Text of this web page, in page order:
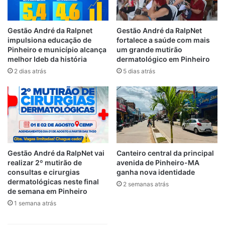
corajosos que visem ajudar o povo.
“O momento é de somar união e forças, e
aproveito a oportunidade para convidar
todas as pessoas que conhecem o Sá
Marques, e os que ainda não conhecem
familiares, correligionários, apoiadores e a
população em geral, para que juntos,
possamos construir ideias positivas que
beneficiem todos os
maranhenses”, destacou o parlamentar.
Relacionado
Lei que
Gestão André da Ralpnet
impulsiona educação de
Pinheiro e município alcança
melhor Ideb da história
2 dias atrás
Gestão André da RalpNet
fortalece a saúde com mais
um grande mutirão
dermatológico em Pinheiro
5 dias atrás
Gestão André da RalpNet vai
realizar 2º mutirão de
consultas e cirurgias
dermatológicas neste final
de semana em Pinheiro
1 semana atrás
Canteiro central da principal
avenida de Pinheiro-MA
ganha nova identidade
2 semanas atrás